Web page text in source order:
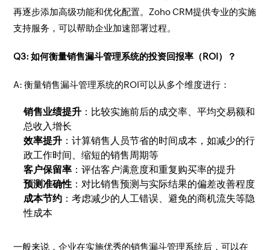
再逐步添加高级功能和优化配置。Zoho CRM提供专业的实施
支持服务，可以帮助企业加速部署过程。
Q3: 如何衡量销售漏斗管理系统的投资回报率（ROI）？
A: 衡量销售漏斗管理系统的ROI可以从多个维度进行：
销售业绩提升 ：比较实施前后的成交率、平均交易额和
总收入增长
效率提升 ：计算销售人员节省的时间成本，如减少的行
政工作时间、缩短的销售周期等
客户保留率 ：评估客户满意度和重复购买率的提升
预测准确性 ：对比销售预测与实际结果的偏差改善程度
成本节约 ：考虑减少的人工错误、避免的商机流失等隐
性成本
一般来说，企业在实施优秀的销售漏斗管理系统后，可以在